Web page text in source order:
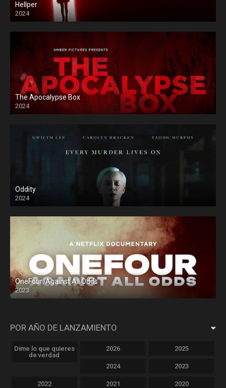
Hellper
2024
The Apocalypse Box
2024
Oddity
2024
OneFour: Against All Odds
2023
POR AÑO DE LANZAMIENTO
Dime lo que quieres
de verdad
2026 2025
2024 2023
2022 2021 2020